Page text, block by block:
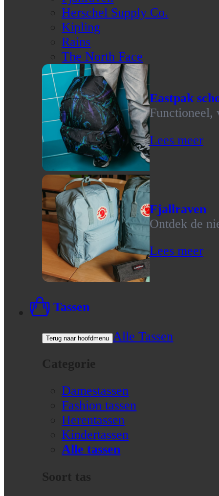
Herschel Supply Co.
Kipling
Rains
The North Face
Eastpak
Functioneel,
Lees meer
Fjallraven
Ontdek de
Lees meer
Tassen
Terug naar hoofdmenu Alle Tassen
Categorie
Damestassen
Fashion tassen
Herentassen
Kindertassen
Alle tassen
Soort tas